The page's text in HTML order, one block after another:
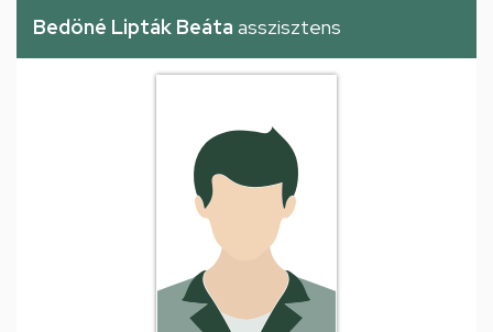
Bedöné Lipták Beáta asszisztens